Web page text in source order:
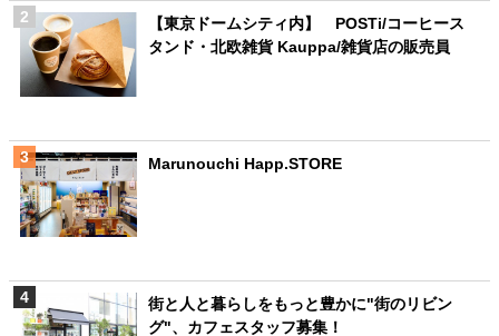
【東京ドームシティ内】 POSTi/コーヒース
タンド・北欧雑貨 Kauppa/雑貨店の販売員
Marunouchi Happ.STORE
街と人と暮らしをもっと豊かに"街のリビン
グ"、カフェスタッフ募集！